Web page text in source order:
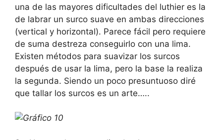
una de las mayores dificultades del luthier es la
de labrar un surco suave en ambas direcciones
(vertical y horizontal). Parece fácil pero requiere
de suma destreza conseguirlo con una lima.
Existen métodos para suavizar los surcos
después de usar la lima, pero la base la realiza
la segunda. Siendo un poco presuntuoso diré
que tallar los surcos es un arte…..